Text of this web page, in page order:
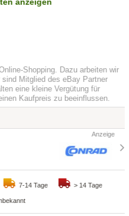
anzeigen
Shopping. Dazu arbeiten wir
Mitglied des eBay Partner
eine kleine Vergütung für
Kaufpreis zu beeinflussen.
7-14 Tage > 14 Tage